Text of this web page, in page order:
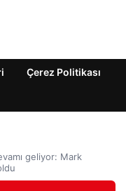
Çerez Politikası
geliyor: Mark